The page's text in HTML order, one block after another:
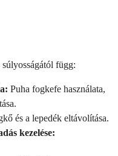
függ:
Puha fogkefe használata,
és a lepedék eltávolítása.
kezelése: